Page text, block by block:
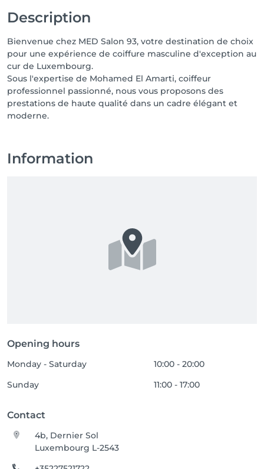
Description
Bienvenue chez MED Salon 93, votre destination de choix
pour une expérience de coiffure masculine d'exception au
cur de Luxembourg.
Sous l'expertise de Mohamed El Amarti, coiffeur
professionnel passionné, nous vous proposons des
prestations de haute qualité dans un cadre élégant et
moderne.
Information
Opening hours
Monday - Saturday
10:00 - 20:00
Sunday
11:00 - 17:00
Contact
4b, Dernier Sol
Luxembourg L-2543